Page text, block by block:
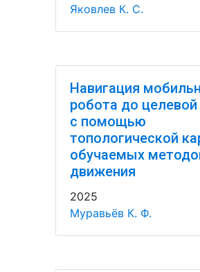
Яковлев К. С.
Навигация
робота до целевой
с помощью
топологической
обучаемых
движения
2025
Муравьёв К. Ф.